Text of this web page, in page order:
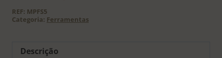
REF: MPFS5
Categoria: Ferramentas
Descrição